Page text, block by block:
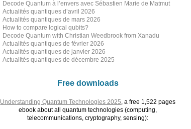
Decode Quantum à l’envers avec Sébastien Marie de Matmut
Actualités quantiques d’avril 2026
Actualités quantiques de mars 2026
How to compare logical qubits?
Decode Quantum with Christian Weedbrook from Xanadu
Actualités quantiques de février 2026
Actualités quantiques de janvier 2026
Actualités quantiques de décembre 2025
Free downloads
Understanding Quantum Technologies 2025 , a free 1,522 pages
ebook about all quantum technologies (computing,
telecommunications, cryptography, sensing):